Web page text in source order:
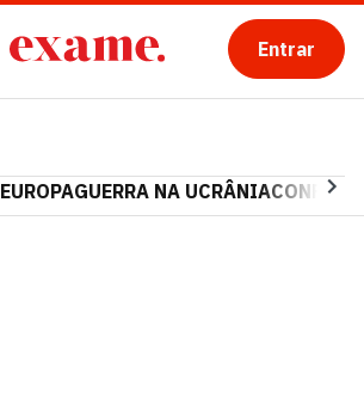
Entrar
EUROPAGUERRA NA UCRÂNIA